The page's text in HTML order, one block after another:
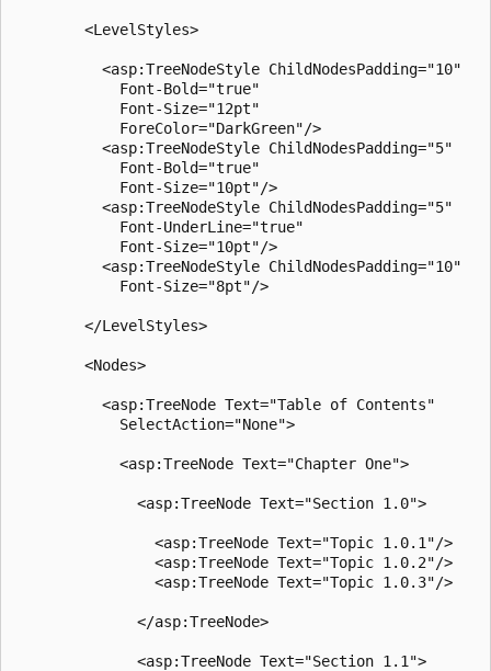
        <LevelStyles>
          <asp:TreeNodeStyle ChildNodesPadding="10"
            Font-Bold="true"
            Font-Size="12pt"
            ForeColor="DarkGreen"/>
          <asp:TreeNodeStyle ChildNodesPadding="5"
            Font-Bold="true"
            Font-Size="10pt"/>
          <asp:TreeNodeStyle ChildNodesPadding="5"
            Font-UnderLine="true"
            Font-Size="10pt"/>
          <asp:TreeNodeStyle ChildNodesPadding="10"
            Font-Size="8pt"/>
        </LevelStyles>
        <Nodes>
          <asp:TreeNode Text="Table of Contents"
            SelectAction="None">
            <asp:TreeNode Text="Chapter One">
              <asp:TreeNode Text="Section 1.0">
                <asp:TreeNode Text="Topic 1.0.1"/>
                <asp:TreeNode Text="Topic 1.0.2"/>
                <asp:TreeNode Text="Topic 1.0.3"/>
              </asp:TreeNode>
              <asp:TreeNode Text="Section 1.1">